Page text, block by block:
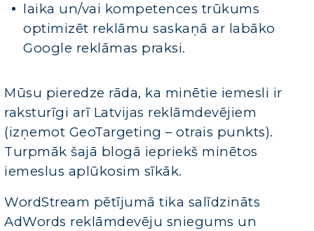
laika un/vai kompetences trūkums
optimizēt reklāmu saskaņā ar labāko
Google reklāmas praksi.
Mūsu pieredze rāda, ka minētie iemesli ir
raksturīgi arī Latvijas reklāmdevējiem
(izņemot GeoTargeting – otrais punkts).
Turpmāk šajā blogā iepriekš minētos
iemeslus aplūkosim sīkāk.
WordStream pētījumā tika salīdzināts
AdWords reklāmdevēju sniegums un